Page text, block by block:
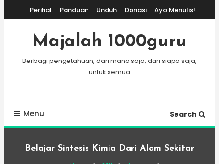
To
Content
Perihal Panduan Unduh Donasi Ayo Menulis!
Majalah 1000guru
Berbagi pengetahuan, dari mana saja, dari siapa saja,
untuk semua
Menu Search
Belajar Sintesis Kimia Dari Alam Sekitar